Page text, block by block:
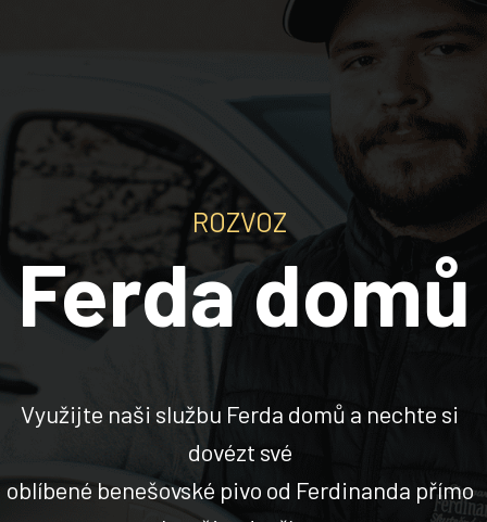
ROZVOZ
Ferda domů
Využijte naši službu Ferda domů a nechte si
dovézt své
oblíbené benešovské pivo od Ferdinanda přímo